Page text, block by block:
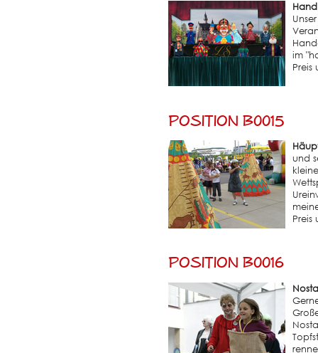
im
Position B0015
und
Position B0016